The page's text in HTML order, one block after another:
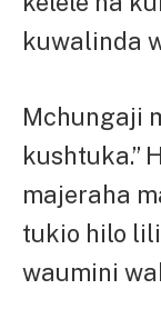
kuwalinda
Mchungaji
kushtuka.”
majeraha
tukio hilo
waumini